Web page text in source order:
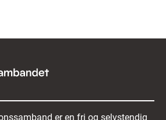
er en fri og selvstendig